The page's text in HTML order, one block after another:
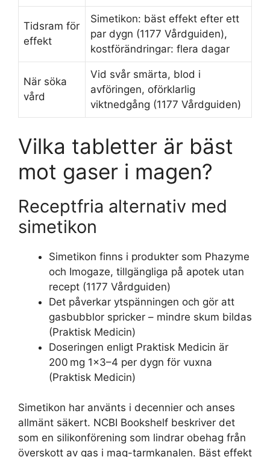
Tidsram för
effekt
Simetikon: bäst effekt efter ett
par dygn (1177 Vårdguiden),
kostförändringar: flera dagar
När söka
vård
Vid svår smärta, blod i
avföringen, oförklarlig
viktnedgång (1177 Vårdguiden)
Vilka tabletter är bäst
mot gaser i magen?
Receptfria alternativ med
simetikon
Simetikon finns i produkter som Phazyme
och Imogaze, tillgängliga på apotek utan
recept (1177 Vårdguiden)
Det påverkar ytspänningen och gör att
gasbubblor spricker – mindre skum bildas
(Praktisk Medicin)
Doseringen enligt Praktisk Medicin är
200 mg 1×3–4 per dygn för vuxna
(Praktisk Medicin)
Simetikon har använts i decennier och anses
allmänt säkert. NCBI Bookshelf beskriver det
som en silikonförening som lindrar obehag från
överskott av gas i mag-tarmkanalen. Bäst effekt